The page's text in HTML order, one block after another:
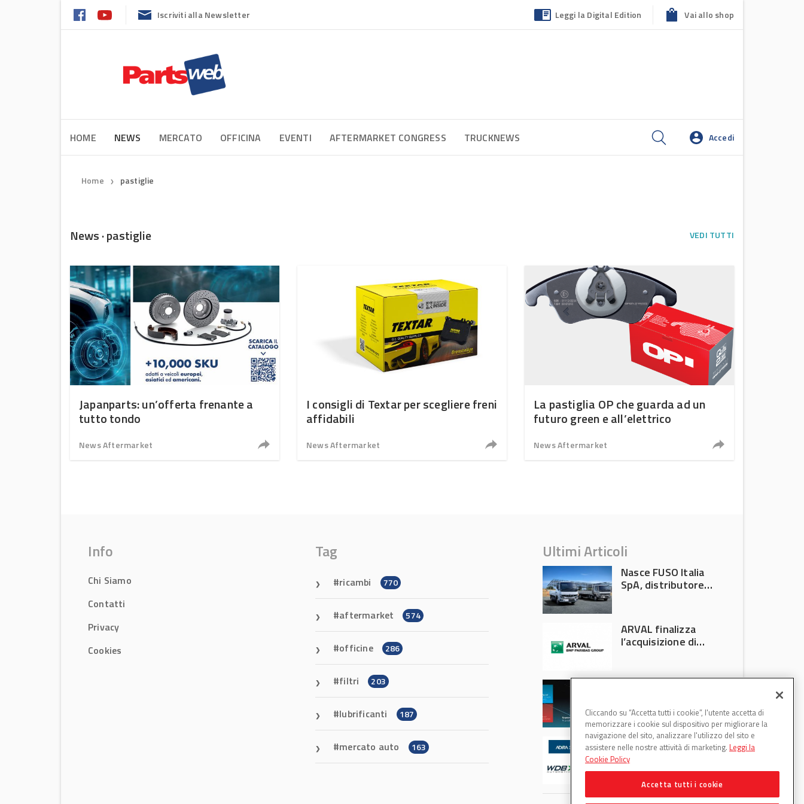
Iscriviti alla Newsletter Leggi la Digital Edition Vai allo shop
HOME NEWS MERCATO OFFICINA EVENTI AFTERMARKET CONGRESS TRUCKNEWS Accedi
Home ❯ pastiglie
News · pastiglie VEDI TUTTI
Japanparts: un’offerta frenante a
tutto tondo
News Aftermarket
I consigli di Textar per scegliere freni
affidabili
News Aftermarket
La pastiglia OP che guarda ad un
futuro green e all’elettrico
News Aftermarket
Info
Chi Siamo
Contatti
Privacy
Cookies
Tag
ricambi 770
aftermarket 574
officine 286
filtri 203
lubrificanti 187
mercato auto 163
Ultimi Articoli
Nasce FUSO Italia
SpA, distributore
ARVAL finalizza
l’acquisizione di
Francoforte 2026
WDB Automotive
(Axitecnica) e Di.Pa.
Sport entrano in
ADIRA
Cliccando su “Accetta tutti i cookie”, l'utente accetta di
memorizzare i cookie sul dispositivo per migliorare la
navigazione del sito, analizzare l'utilizzo del sito e
assistere nelle nostre attività di marketing. Leggi la
Cookie Policy
Accetta tutti i cookie